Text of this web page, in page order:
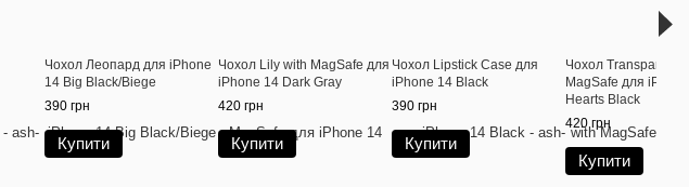
Чохол Леопард для iPhone
14 Big Black/Biege
390 грн
Купити
Чохол Lily with MagSafe для
iPhone 14 Dark Gray
420 грн
Купити
Чохол Lipstick Case для
iPhone 14 Black
390 грн
Купити
Чохол Transparent
MagSafe для
Hearts Black
420 грн
Купити